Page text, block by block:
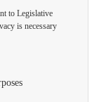
to Legislative
is necessary